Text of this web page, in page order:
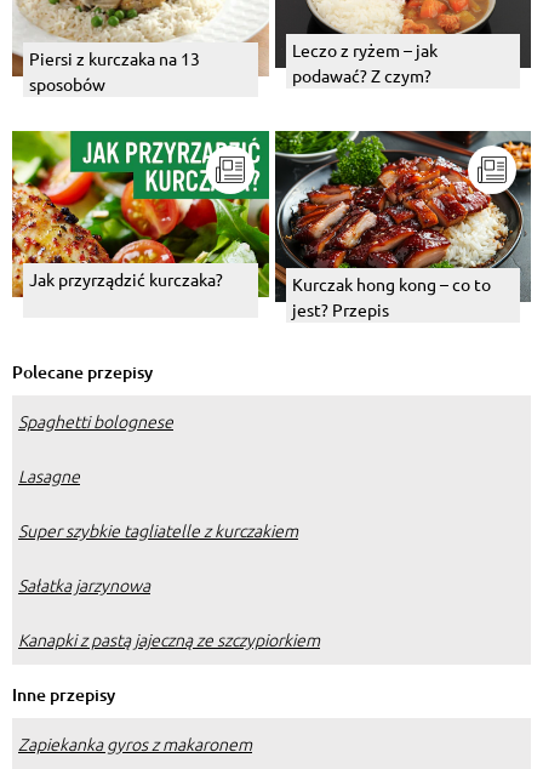
Piersi z kurczaka na 13
sposobów
Leczo z ryżem – jak
podawać? Z czym?
Jak przyrządzić kurczaka?
Kurczak hong kong – co to
jest? Przepis
Polecane przepisy
Spaghetti bolognese
Lasagne
Super szybkie tagliatelle z kurczakiem
Sałatka jarzynowa
Kanapki z pastą jajeczną ze szczypiorkiem
Inne przepisy
Zapiekanka gyros z makaronem